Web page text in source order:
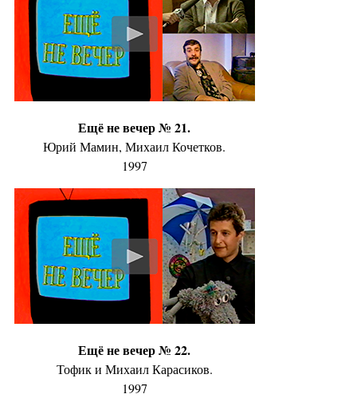
Ещё не вечер № 21.
Юрий Мамин, Михаил Кочетков.
1997
Ещё не вечер № 22.
Тофик и Михаил Карасиков.
1997